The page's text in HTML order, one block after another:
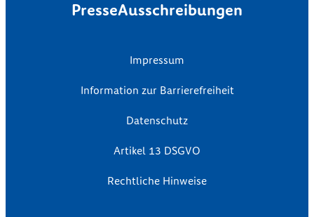
PresseAusschreibungen
Impressum
Information zur Barrierefreiheit
Datenschutz
Artikel 13 DSGVO
Rechtliche Hinweise